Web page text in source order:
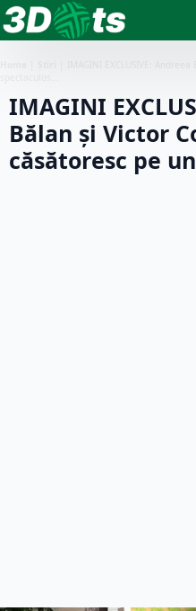
IMAGINI
Bălan și Victor
căsătoresc pe